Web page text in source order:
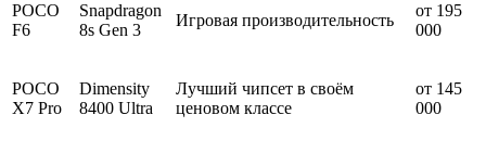
POCO
F6
Snapdragon
8s Gen 3
Игровая производительность
от 195
000
POCO
X7 Pro
Dimensity
8400 Ultra
Лучший чипсет в своём
ценовом классе
от 145
000